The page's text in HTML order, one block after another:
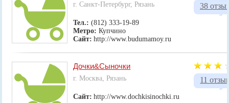
38
г. Санкт-Петербург, Рязань
Тел.:(812) 333-19-89
Метро:Купчино
Сайт: http://www.budumamoy.ru
11
Дочки&Сыночки
г. Москва, Рязань
Сайт: http://www.dochkisinochki.ru